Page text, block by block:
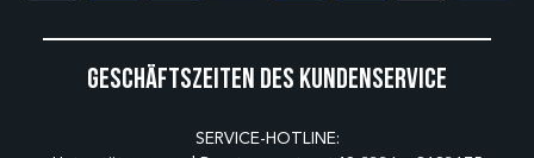
Geschäftszeiten des Kundenservice
SERVICE-HOTLINE: